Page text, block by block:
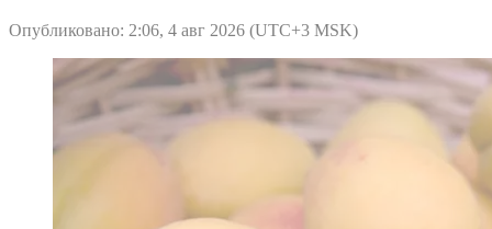
Опубликовано: 2:06, 4 авг 2026 (UTC+3 MSK)